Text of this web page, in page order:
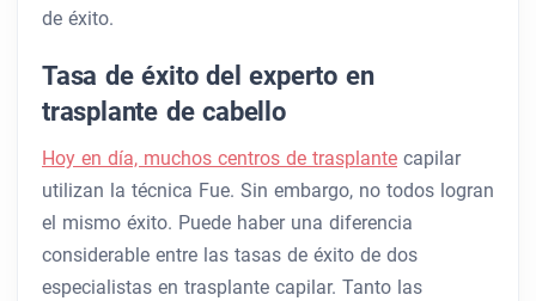
de éxito.
Tasa de éxito del experto en
trasplante de cabello
Hoy en día, muchos centros de trasplante capilar
utilizan la técnica Fue. Sin embargo, no todos logran
el mismo éxito. Puede haber una diferencia
considerable entre las tasas de éxito de dos
especialistas en trasplante capilar. Tanto las